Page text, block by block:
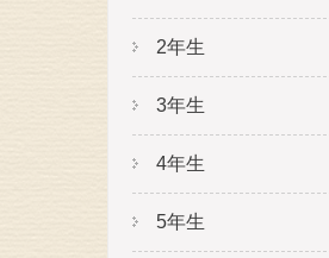
2年生
3年生
4年生
5年生